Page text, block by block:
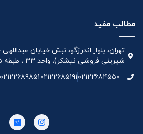
مطالب مفید
شیرینی فروشی نیشکر)، واحد ۳۳ ، طبقه ۵
۰۲۱۲۲۶۸۴۵۵۰۰۲۱۲۲۶۸۵۱۹۱۰۲۱۲۲۶۸۹۸۵۱